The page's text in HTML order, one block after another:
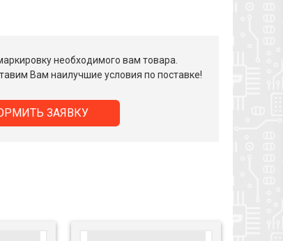
необходимого вам товара.
Вам наилучшие условия по поставке!
ЗАЯВКУ